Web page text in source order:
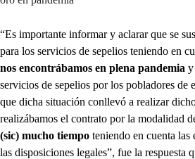
“Es importante informar y aclarar que se
para los servicios de sepelios teniendo en
nos encontrábamos en plena pandemia y
servicios de sepelios por los pobladores de
que dicha situación conllevó a realizar
realizábamos el contrato por la modalidad
(sic) mucho tiempo teniendo en cuenta las
las disposiciones legales”, fue la respuesta